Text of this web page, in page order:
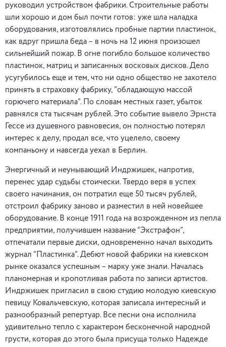
руководил устройством фабрики. Строительные работы
шли хорошо и дом был почти готов: уже шла наладка
оборудования, изготовлялись пробные партии пластинок,
как вдруг пришла беда – в ночь на 12 июня произошел
сильнейший пожар. В огне погибло большое количество
пластинок, матриц и записанных восковых дисков. Дело
усугубилось еще и тем, что ни одно общество не захотело
принять в страховку фабрику, “обладающую массой
горючего материала”. По словам местных газет, убыток
равнялся ста тысячам рублей. Это событие вывело Эрнста
Гессе из душевного равновесия, он полностью потерял
интерес к делу, продал все, что уцелело, своему
компаньону и навсегда уехал в Берлин.
Энергичный и неунывающий Индржишек, напротив,
перенес удар судьбы стоически. Твердо веря в успех
своего начинания, он потратил еще 50 тысяч рублей,
отстроил фабрику заново и разместил в ней новейшее
оборудование. В конце 1911 года на возрожденном из пепла
предприятии, получившем название “Экстрафон”,
отпечатали первые диски, одновременно начал выходить
журнал “Пластинка”. Дебют новой фабрики на киевском
рынке оказался успешным – марку уже знали. Началась
планомерная и кропотливая работа по записи артистов.
Индржишек пригласил в свою студию молодую киевскую
певицу Ковальчевскую, которая записала интересный и
разнообразный репертуар. Все песни она исполнила
удивительно тепло с характером бесконечной народной
грусти, которая до этого была присуща только Надежде